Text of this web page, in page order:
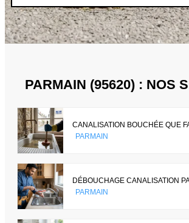
PARMAIN (95620) : NOS
CANALISATION BOUCHÉE QUE
PARMAIN
DÉBOUCHAGE CANALISATION
PARMAIN